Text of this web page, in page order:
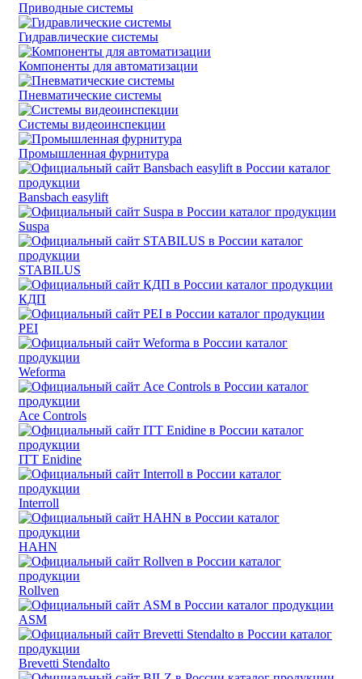
Приводные системы
Гидравлические системы
Компоненты для автоматизации
Пневматические системы
Системы видеоинспекции
Промышленная фурнитура
Bansbach easylift
Suspa
STABILUS
КДП
PEI
Weforma
Ace Controls
ITT Enidine
Interroll
HAHN
Rollven
ASM
Brevetti Stendalto